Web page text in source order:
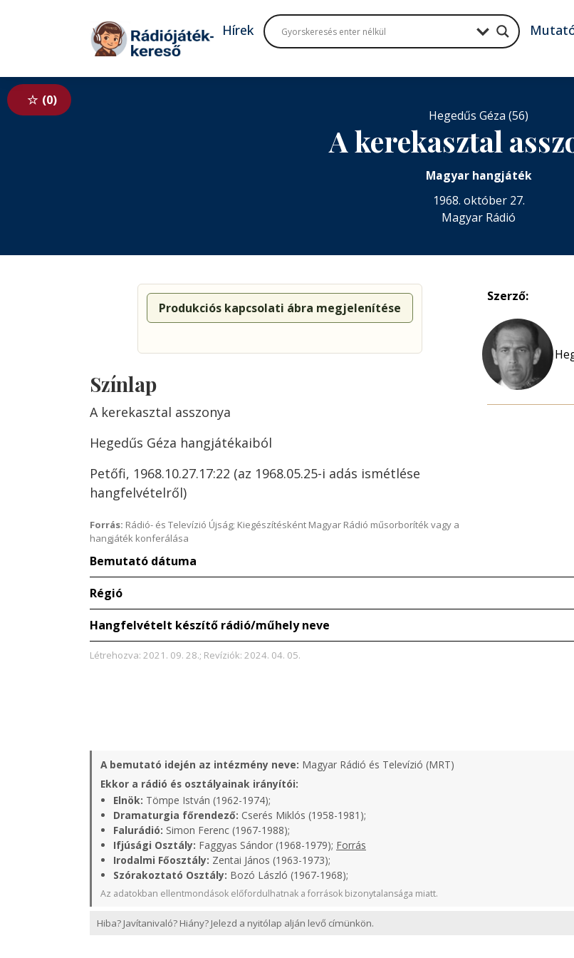
Tovább a tartalomhoz
Hírek
0
Hegedűs Géza (56)
A kerekasztal
Magyar hangjáték
1968. október 27.
Magyar Rádió
Produkciós kapcsolati ábra megjelenítése
Színlap
A kerekasztal asszonya
Hegedűs Géza hangjátékaiból
Petőfi, 1968.10.27.17:22 (az 1968.05.25-i adás ismétlése
hangfelvételről)
Forrás: Rádió- és Televízió Újság; Kiegészítésként Magyar Rádió műsorboríték vagy a
hangjáték konferálása
Szerző:
Bemutató dátuma
Régió
Hangfelvételt készítő rádió/műhely neve
Létrehozva: 2021. 09. 28.; Revíziók: 2024. 04. 05.
A bemutató idején az intézmény neve: Magyar Rádió és Televízió (MRT)
Ekkor a rádió és osztályainak irányítói:
Elnök: Tömpe István (1962-1974);
Dramaturgia főrendező: Cserés Miklós (1958-1981);
Falurádió: Simon Ferenc (1967-1988);
Ifjúsági Osztály: Faggyas Sándor (1968-1979); Forrás
Irodalmi Főosztály: Zentai János (1963-1973);
Szórakoztató Osztály: Bozó László (1967-1968);
Az adatokban ellentmondások előfordulhatnak a források bizonytalansága miatt.
Hiba? Javítanivaló? Hiány? Jelezd a nyitólap alján levő címünkön.